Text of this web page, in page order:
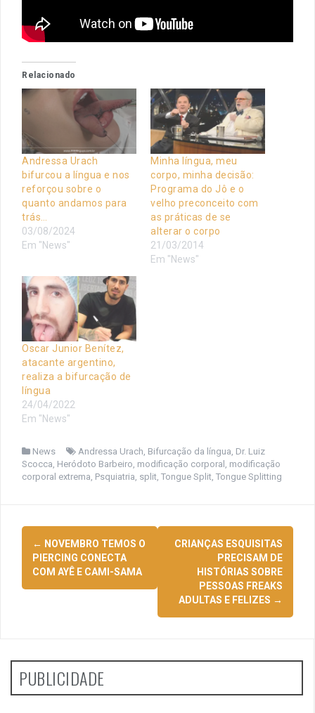
Relacionado
Andressa Urach
bifurcou a língua e nos
reforçou sobre o
quanto andamos para
trás…
03/08/2024
Em "News"
Minha língua, meu
corpo, minha decisão:
Programa do Jô e o
velho preconceito com
as práticas de se
alterar o corpo
21/03/2014
Em "News"
Oscar Junior Benítez,
atacante argentino,
realiza a bifurcação de
língua
24/04/2022
Em "News"
News Andressa Urach, Bifurcação da língua, Dr. Luiz
Scocca, Heródoto Barbeiro, modificação corporal , modificação
corporal extrema, Psquiatria, split, Tongue Split, Tongue Splitting
Navegação
de
posts
← NOVEMBRO TEMOS O
PIERCING CONECTA
COM AYÊ E CAMI-SAMA
CRIANÇAS ESQUISITAS
PRECISAM DE
HISTÓRIAS SOBRE
PESSOAS FREAKS
ADULTAS E FELIZES →
PUBLICIDADE